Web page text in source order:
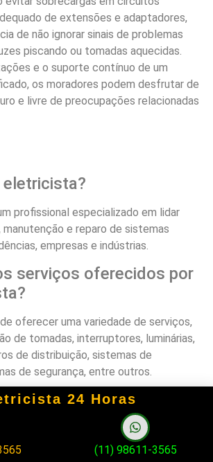
de extensões e adaptadores,
de não ignorar sinais de problemas
piscando ou tomadas aquecidas.
e o suporte contínuo de um
os moradores podem desfrutar de
e livre de preocupações relacionadas
eletricista?
profissional especializado em lidar
e reparo de sistemas
empresas e indústrias.
serviços oferecidos por
oferecer uma variedade de serviços,
de tomadas, interruptores, luminárias,
de distribuição, sistemas de
de segurança, entre outros.
um eletricista
profissional é importante para
24 Horas
(11) 98611-3565